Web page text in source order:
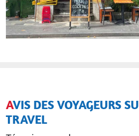
AVIS DES VOYAGEURS SUR ASIATICA
TRAVEL